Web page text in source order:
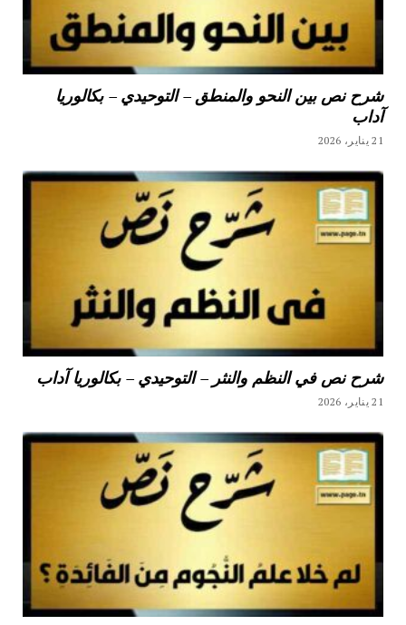
شرح نص بين النحو والمنطق – التوحيدي – بكالوريا
آداب
21 يناير، 2026
شرح نص في النظم والنثر – التوحيدي – بكالوريا آداب
21 يناير، 2026